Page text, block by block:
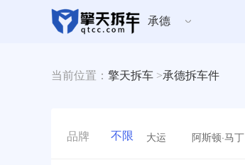
承德
当前位置： 擎天拆车 >承德拆车件
品牌 不限 大运 阿斯顿·马丁